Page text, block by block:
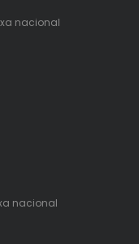
nacional
nacional